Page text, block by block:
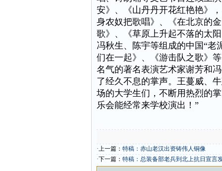
安》、《山丹丹开花红艳艳》
身农奴把歌唱》、《在北京的
歌》、《草原上升起不落的太
冯秋生、陈宇等组成的中国“老
们在一起》、《游击队之歌》
名气的著名表演艺术家谢芳和
了经久不息的掌声。王蔓威、
场的大学生们，不断用热烈的
乐会能经常来学校演出！”
·上一篇： 特稿：赤山老汉出资铸伟人铜像
·下一篇： 特稿：总装备部老兵到北上抗日宣言